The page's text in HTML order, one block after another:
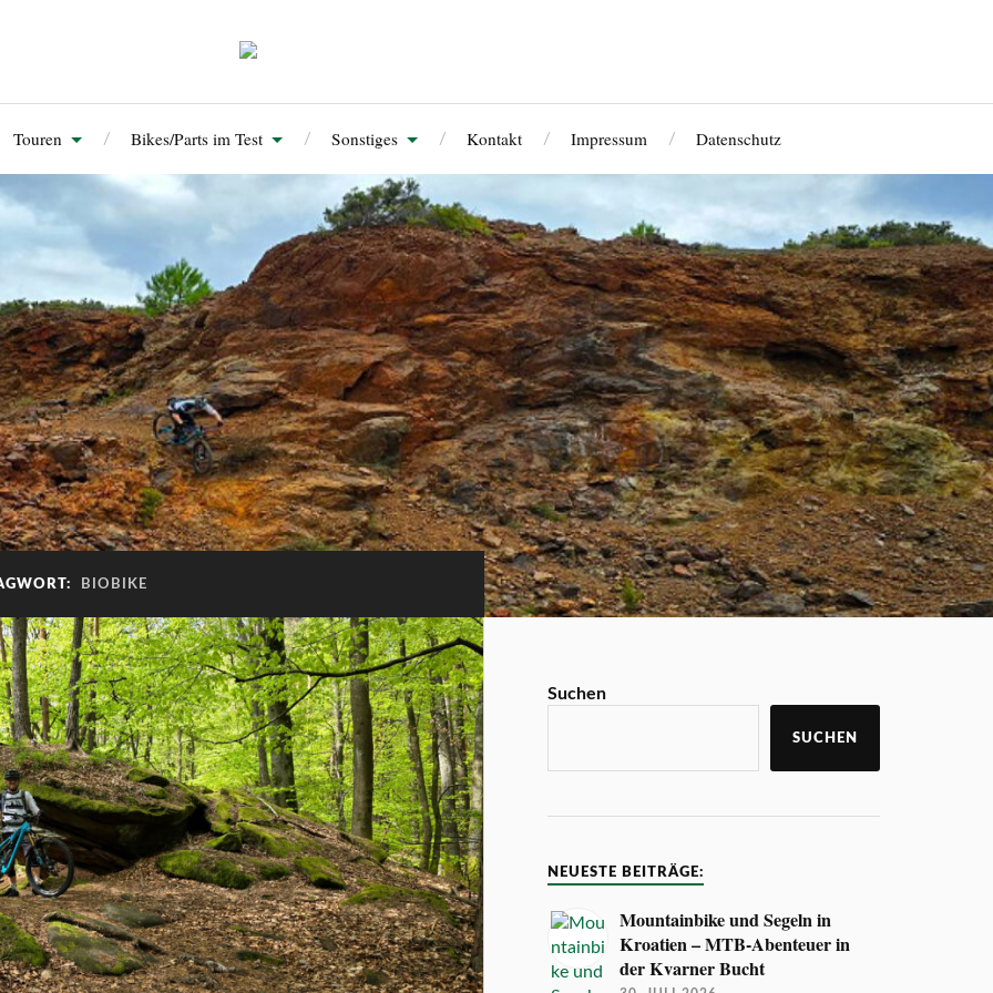
Touren Bikes/Parts im Test Sonstiges Kontakt Impressum Datenschutz
BIOBIKE
Suchen
SUCHEN
NEUESTE BEITRÄGE:
Mountainbike und Segeln in
Kroatien – MTB-Abenteuer in
der Kvarner Bucht